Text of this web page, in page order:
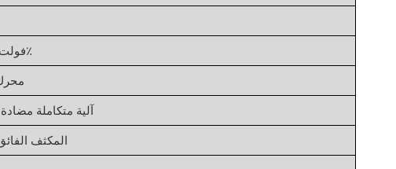
AC110 ~ 220 فولت ± 10٪
آلية متكاملة
المكثف